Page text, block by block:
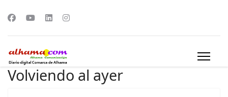
Volviendo al ayer